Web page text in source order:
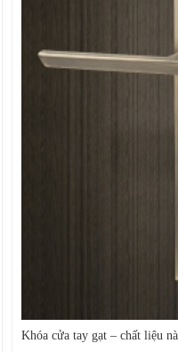
Khóa cửa tay gạt – chất liệu